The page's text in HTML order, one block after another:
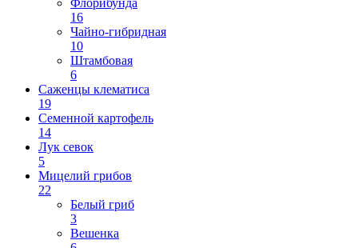
Флорибунда
16
Чайно-гибридная
10
Штамбовая
6
Саженцы клематиса
19
Семенной картофель
14
Лук севок
5
Мицелий грибов
22
Белый гриб
3
Вешенка